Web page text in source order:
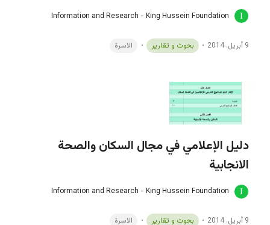
Information and Research - King Hussein Foundation
9 أبريل، 2014 بحوث و تقارير الاسرة
دليل الإعلامي في مجال السكان والصحة
الانجابية
Information and Research - King Hussein Foundation
9 أبريل، 2014 بحوث و تقارير الاسرة